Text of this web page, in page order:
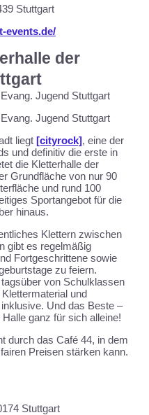
Stuttgart
events.de/
der
liegt [cityrock], eine der
und definitiv die erste in
die Kletterhalle der
Grundfläche von nur 90
und rund 100
Sportangebot für die
hinaus.
Klettern zwischen
gibt es regelmäßig
Fortgeschrittene sowie
zu feiern.
von Schulklassen
und
Und das Beste –
ganz für sich alleine!
durch das Café 44, in dem
Preisen stärken kann.
Stuttgart